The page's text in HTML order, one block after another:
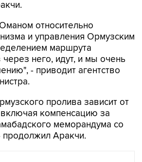
относительно
и управления Ормузским
маршрута
него, идут, и мы очень
- приводит агентство
пролива зависит от
включая компенсацию за
меморандума со
Аракчи.